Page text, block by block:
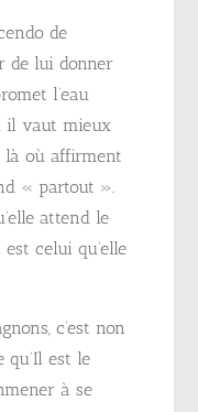
de
de lui donner
l’eau
il vaut mieux
là où affirment
« partout ».
attend le
celui qu’elle
c’est non
qu’Il est le
à se